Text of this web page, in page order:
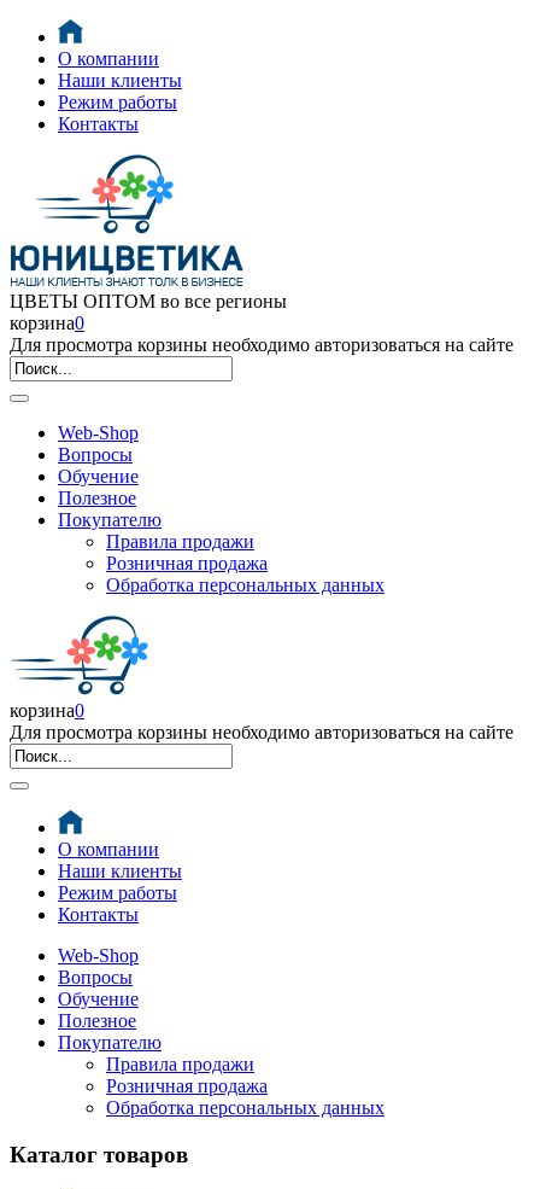
О компании
Наши клиенты
Режим работы
Контакты
ЦВЕТЫ ОПТОМ во все регионы
корзина0
Для просмотра корзины необходимо авторизоваться на сайте
Web-Shop
Вопросы
Обучение
Полезное
Покупателю
Правила продажи
Розничная продажа
Обработка персональных данных
корзина0
Для просмотра корзины необходимо авторизоваться на сайте
О компании
Наши клиенты
Режим работы
Контакты
Web-Shop
Вопросы
Обучение
Полезное
Покупателю
Правила продажи
Розничная продажа
Обработка персональных данных
Каталог товаров